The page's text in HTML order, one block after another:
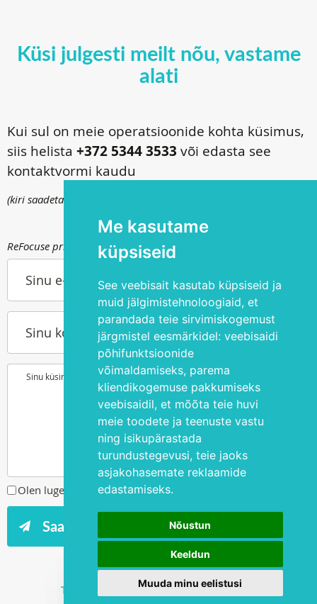
Me kasutame
küpsiseid
See veebisait kasutab küpsiseid ja
muid jälgimistehnoloogiaid, et
parandada teie sirvimiskogemust
järgmistel eesmärkidel: veebisaidi
põhifunktsioonide
võimaldamiseks, parema
kliendikogemuse pakkumiseks
veebisaidil, et mõõta teie huvi
meie toodete ja teenuste vastu
ning isikupärastada
turundustegevusi, teie jaoks
asjakohasemate reklaamide
edastamiseks.
Nõustun
Keeldun
Muuda minu eelistusi
Küsi julgesti meilt nõu, vastame
alati
Kui sul on meie operatsioonide kohta küsimus,
siis helista +372 5344 3533 või edasta see
kontaktvormi kaudu
(kiri saadetakse
ReFocuse privaatsuspoliitika kohta saad lugeda
Sinu e-post
Sinu kontakttelefon
Sinu küsimus või soov
Olen lugenud ja nõustunprivaatsuspoliitikaga
Tegevusluba L02886, L06559 ja L06574